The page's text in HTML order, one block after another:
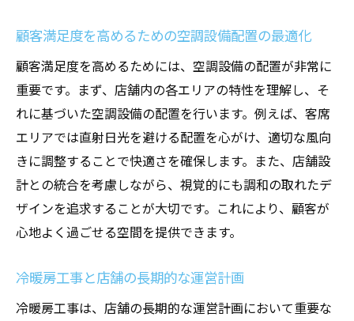
ザイン
空調設備と店舗デザインの統一感を高める
方法
デザイン性の高い空調設備が店舗に与える
影響
店舗のブランディングに貢献する空調設備
の選び方
視覚的な魅力を高める空調設備の最新トレ
ンド
の秘訣
空調設備のデザインが顧客に与える心理的
顧客満足度を高めるための空調設備配置の最適化
顧客満足度を高めるためには、空調設備の配置が非常に
重要です。まず、店舗内の各エリアの特性を理解し、そ
れに基づいた空調設備の配置を行います。例えば、客席
エリアでは直射日光を避ける配置を心がけ、適切な風向
きに調整することで快適さを確保します。また、店舗設
計との統合を考慮しながら、視覚的にも調和の取れたデ
ザインを追求することが大切です。これにより、顧客が
心地よく過ごせる空間を提供できます。
冷暖房工事と店舗の長期的な運営計画
冷暖房工事は、店舗の長期的な運営計画において重要な